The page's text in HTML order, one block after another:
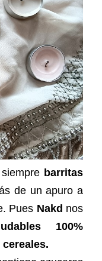
barritas
de un apuro a
Pues Nakd nos
100%